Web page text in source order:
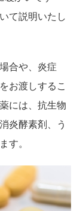
て説明いたし
合や、炎症
お渡しするこ
には、抗生物
炎酵素剤、う
す。